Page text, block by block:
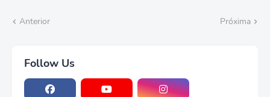
Anterior Próxima
Follow Us